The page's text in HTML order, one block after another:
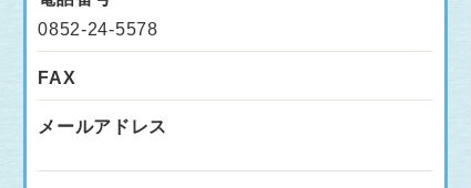
0852-24-5578
FAX
メールアドレス